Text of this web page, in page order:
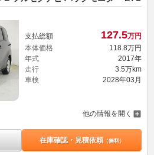
支払総額 127.5万円
本体価格
118.8万円
年式
2017年
走行
3.5万km
車検
2028年03月
他の情報を開く
在庫確認・見積依頼（無料）